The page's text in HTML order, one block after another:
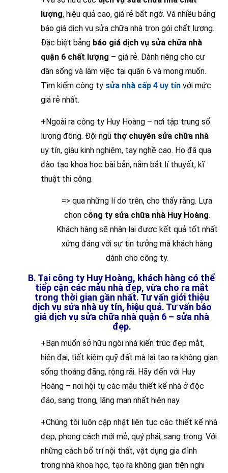
lượng, hiệu quả cao, giá rẻ bất ngờ. Và nhiều bảng
báo giá dịch vụ sửa chữa nhà trọn gói chất lượng.
Đặc biệt bảng báo giá dịch vụ sửa chữa nhà
quận 6 chất lượng – giá rẻ. Dành riêng cho cư
dân sống và làm việc tại quận 6 và mong muốn.
Tìm kiếm công ty sửa nhà cấp 4 uy tín với mức
giá rẻ nhất.
+Ngoài ra công ty Huy Hoàng – nơi tập trung số
lượng đông. Đội ngũ thợ chuyên sửa chữa nhà
uy tín, giàu kinh nghiệm, tay nghề cao. Họ đã qua
đào tạo khoa học bài bản, nắm bắt lí thuyết, kĩ
thuật thi công.
=> qua những lí do trên, cho thấy rằng. Lựa
chọn công ty sửa chữa nhà Huy Hoàng.
Khách hàng sẽ nhận lại được kết quả tốt nhất
xứng đáng với sự tin tưởng mà khách hàng
dành cho công ty.
B. Tại công ty Huy Hoàng, khách hàng có thể
tiếp cận các mẫu nhà đẹp, vừa cho ra mắt
trong thời gian gần nhất. Tư vấn giới thiệu
dịch vụ sửa nhà uy tín, hiệu quả. Tư vấn báo
giá dịch vụ sửa chữa nhà quận 6 – sửa nhà
đẹp.
+Bạn muốn sở hữu ngôi nhà kiến trúc đẹp mắt,
hiện đại, tiết kiệm quỹ đất mà lại tạo ra không gian
sống thoáng đãng, rộng rãi. Hãy đến với Huy
Hoàng – nơi hội tụ các mẫu thiết kế nhà ở độc
đáo, sang trọng, lãng mạn nhất hiện nay.
+Chúng tôi luôn cập nhật liên tục các thiết kế nhà
đẹp, phong cách mới mẻ, quý phái, sang trọng. Với
những cách bố trí nội thất, vật dụng gia đình
trong nhà khoa học, tạo ra không gian tiện nghi